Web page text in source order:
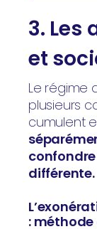
3. Les
et
Le régime
plusieurs
cumulent
différente.
: